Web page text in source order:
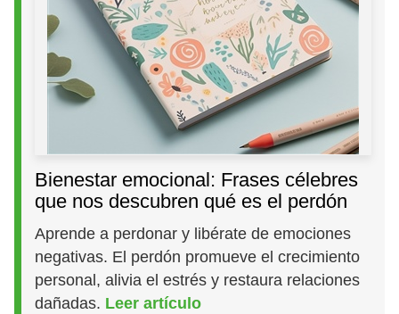
Bienestar emocional: Frases célebres
que nos descubren qué es el perdón
Aprende a perdonar y libérate de emociones
negativas. El perdón promueve el crecimiento
personal, alivia el estrés y restaura relaciones
dañadas. Leer artículo